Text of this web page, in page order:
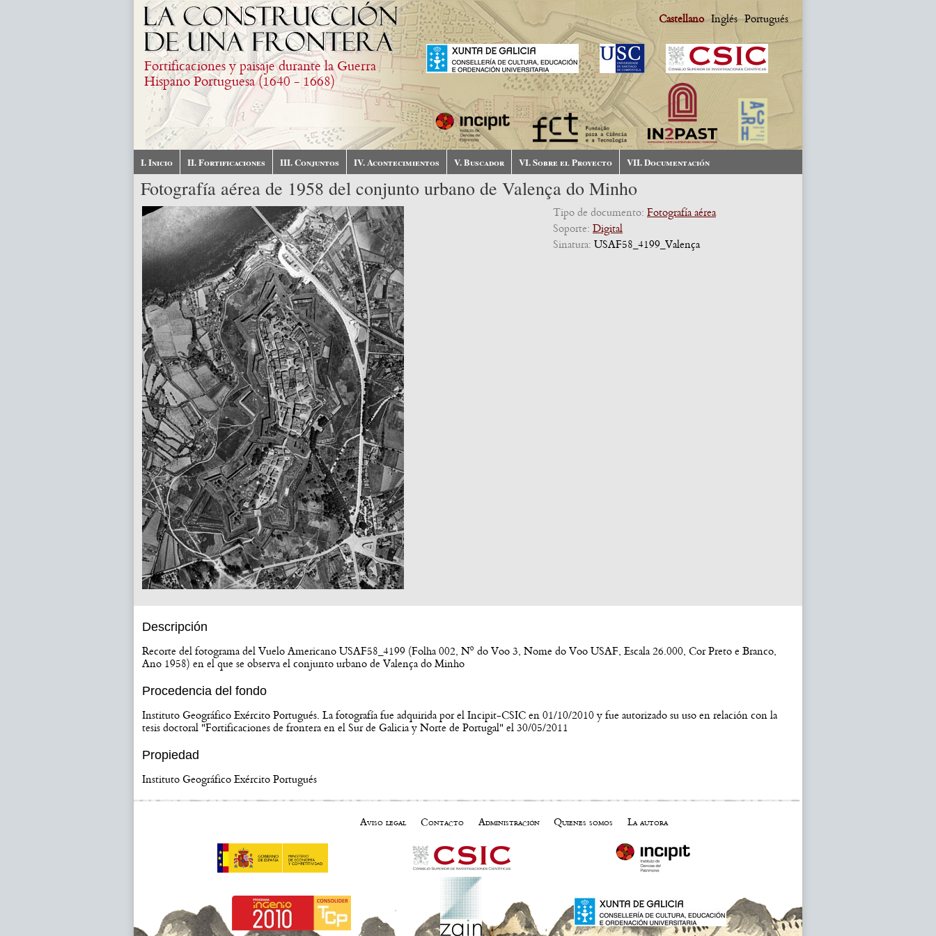
Fortificaciones y paisaje durante la Guerra
Hispano Portuguesa (1640 - 1668)
Castellano Inglés Portugués
I. Inicio II. Fortificaciones III. Conjuntos IV. Acontecimientos V. Buscador VI. Sobre el Proyecto VII. Documentación
Fotografía aérea de 1958 del conjunto urbano de Valença do Minho
Tipo de documento: Fotografía aérea
Soporte: Digital
Sinatura: USAF58_4199_Valença
Descripción
Recorte del fotograma del Vuelo Americano USAF58_4199 (Folha 002, Nº do Voo 3, Nome do Voo USAF, Escala 26.000, Cor Preto e Branco,
Ano 1958) en el que se observa el conjunto urbano de Valença do Minho
Procedencia del fondo
Instituto Geográfico Exército Portugués. La fotografía fue adquirida por el Incipit-CSIC en 01/10/2010 y fue autorizado su uso en relación con la
tesis doctoral "Fortificaciones de frontera en el Sur de Galicia y Norte de Portugal" el 30/05/2011
Propiedad
Instituto Geográfico Exército Portugués
Aviso legal Contacto Administración Quienes somos La autora